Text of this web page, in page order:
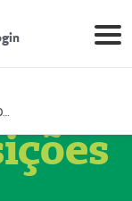
Prestador CENTRO DE ONCOLOGIA